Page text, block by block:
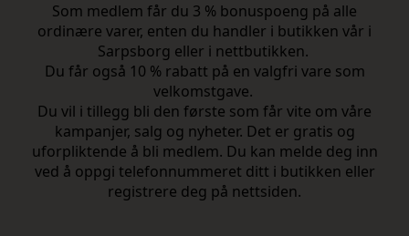
Som medlem får du 3 % bonuspoeng på alle
ordinære varer, enten du handler i butikken vår i
Sarpsborg eller i nettbutikken.
Du får også 10 % rabatt på en valgfri vare som
velkomstgave.
Du vil i tillegg bli den første som får vite om våre
kampanjer, salg og nyheter. Det er gratis og
uforpliktende å bli medlem. Du kan melde deg inn
ved å oppgi telefonnummeret ditt i butikken eller
registrere deg på nettsiden.